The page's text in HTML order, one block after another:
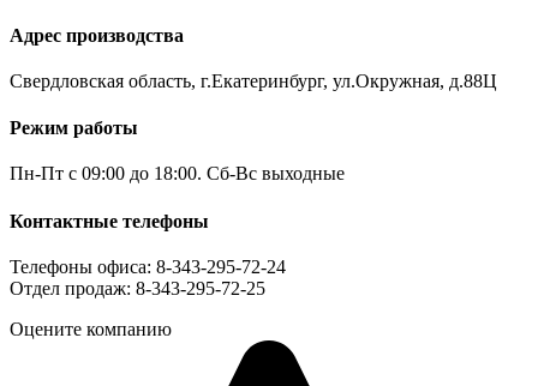
Адрес производства
Свердловская область, г.Екатеринбург, ул.Окружная, д.88Ц
Режим работы
Пн-Пт с 09:00 до 18:00. Сб-Вс выходные
Контактные телефоны
Телефоны офиса: 8-343-295-72-24
Отдел продаж: 8-343-295-72-25
Оцените компанию